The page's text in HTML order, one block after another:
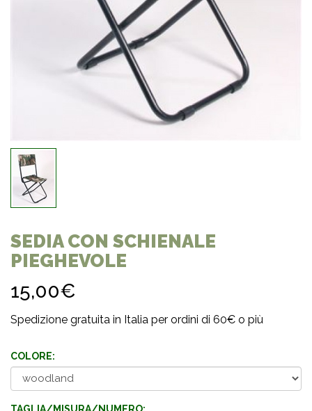
SEDIA CON SCHIENALE
PIEGHEVOLE
15,00€
Spedizione gratuita in Italia per ordini di 60€ o più
COLORE: